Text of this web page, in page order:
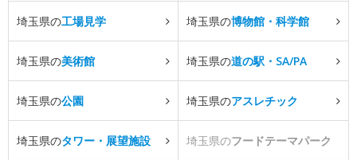
埼玉県の工場見学 埼玉県の博物館・科学館
埼玉県の美術館 埼玉県の道の駅・SA/PA
埼玉県の公園 埼玉県のアスレチック
埼玉県のタワー・展望施設 埼玉県のフードテーマパーク